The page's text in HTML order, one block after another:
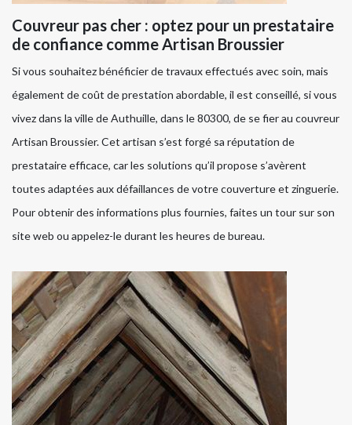
Couvreur pas cher : optez pour un prestataire
de confiance comme Artisan Broussier
Si vous souhaitez bénéficier de travaux effectués avec soin, mais
également de coût de prestation abordable, il est conseillé, si vous
vivez dans la ville de Authuille, dans le 80300, de se fier au couvreur
Artisan Broussier. Cet artisan s’est forgé sa réputation de
prestataire efficace, car les solutions qu’il propose s’avèrent
toutes adaptées aux défaillances de votre couverture et zinguerie.
Pour obtenir des informations plus fournies, faites un tour sur son
site web ou appelez-le durant les heures de bureau.